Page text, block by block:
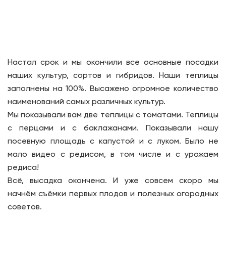
Настал срок и мы окончили все основные посадки
наших культур, сортов и гибридов. Наши теплицы
заполнены на 100%. Высажено огромное количество
наименований самых различных культур.
Мы показывали вам две теплицы с томатами. Теплицы
с перцами и с баклажанами. Показывали нашу
посевную площадь с капустой и с луком. Было не
мало видео с редисом, в том числе и с урожаем
редиса!
Всё, высадка окончена. И уже совсем скоро мы
начнём съёмки первых плодов и полезных огородных
советов.